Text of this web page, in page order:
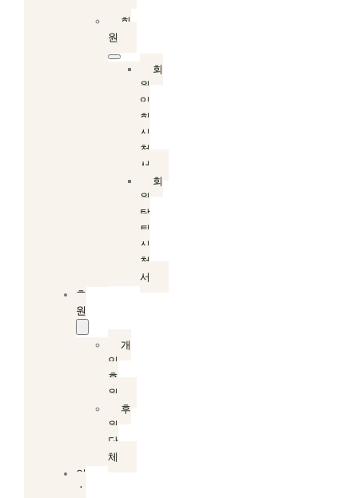
회
원
회
원
입
회
신
청
서
회
원
탈
퇴
신
청
서
후
원
개
인
후
원
후
원
단
체
인
스